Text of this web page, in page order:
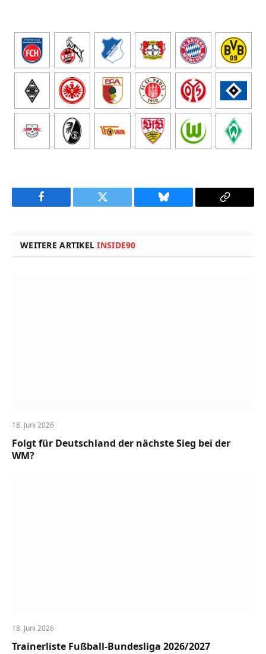
Facebook Twitter Bluesky
Copy
WEITERE ARTIKELINSIDE90
18. Juni 2026
Folgt für Deutschland der nächste Sieg bei der
WM?
18. Juni 2026
Trainerliste Fußball-Bundesliga 2026/2027